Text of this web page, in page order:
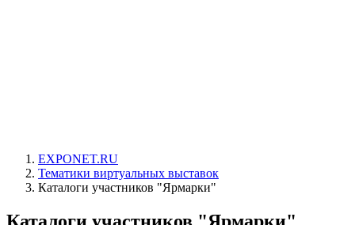
EXPONET.RU
Тематики виртуальных выставок
Каталоги участников "Ярмарки"